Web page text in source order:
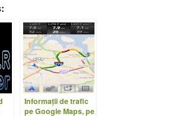
Informaţii de trafic
pe Google Maps, pe